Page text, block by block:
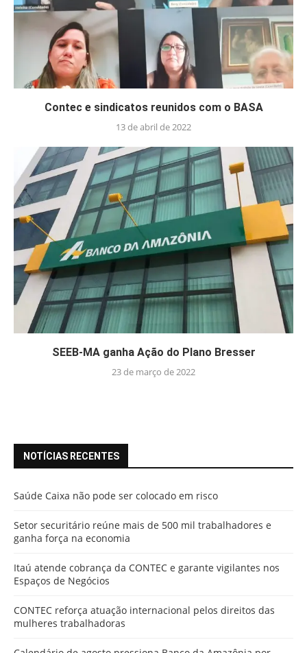
Contec e sindicatos reunidos com o BASA
13 de abril de 2022
SEEB-MA ganha Ação do Plano Bresser
23 de março de 2022
NOTÍCIAS RECENTES
Saúde Caixa não pode ser colocado em risco
Setor securitário reúne mais de 500 mil trabalhadores e
ganha força na economia
Itaú atende cobrança da CONTEC e garante vigilantes nos
Espaços de Negócios
CONTEC reforça atuação internacional pelos direitos das
mulheres trabalhadoras